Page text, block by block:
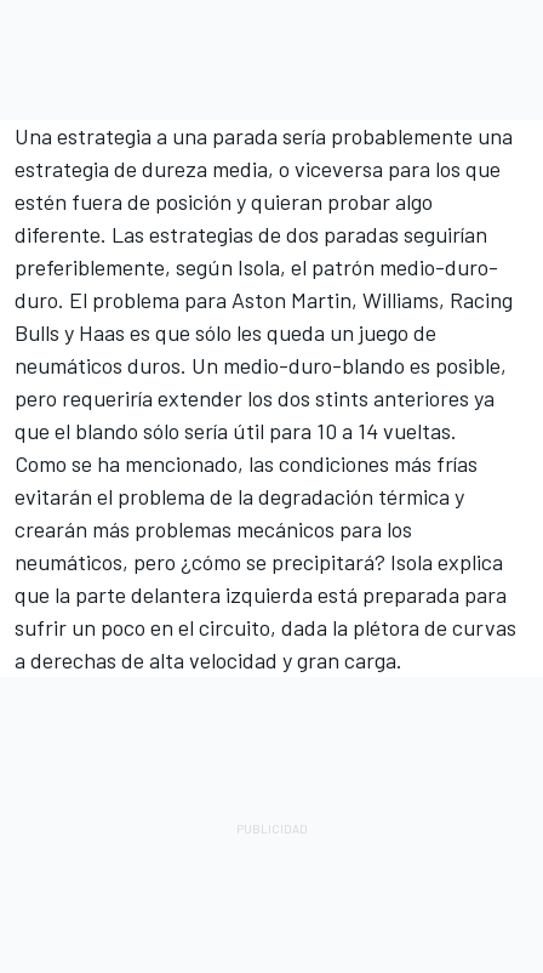
Una estrategia a una parada sería probablemente una
estrategia de dureza media, o viceversa para los que
estén fuera de posición y quieran probar algo
diferente. Las estrategias de dos paradas seguirían
preferiblemente, según Isola, el patrón medio-duro-
duro. El problema para Aston Martin, Williams, Racing
Bulls y Haas es que sólo les queda un juego de
neumáticos duros. Un medio-duro-blando es posible,
pero requeriría extender los dos stints anteriores ya
que el blando sólo sería útil para 10 a 14 vueltas.
Como se ha mencionado, las condiciones más frías
evitarán el problema de la degradación térmica y
crearán más problemas mecánicos para los
neumáticos, pero ¿cómo se precipitará? Isola explica
que la parte delantera izquierda está preparada para
sufrir un poco en el circuito, dada la plétora de curvas
a derechas de alta velocidad y gran carga.